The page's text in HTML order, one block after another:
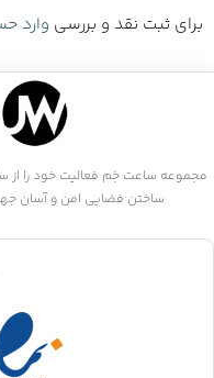
برای ثبت نقد و بررسی وارد
ساختن فضایی امن و آسان